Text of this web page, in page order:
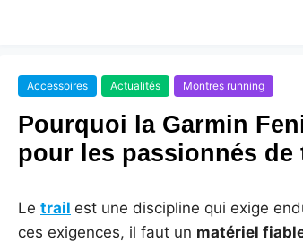
Accessoires Actualités Montres running
Pourquoi la Garmin
pour les passionnés de
Le trail est une discipline qui exige
ces exigences, il faut un matériel